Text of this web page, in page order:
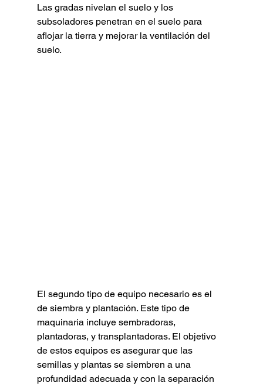
Las gradas nivelan el suelo y los
subsoladores penetran en el suelo para
aflojar la tierra y mejorar la ventilación del
suelo.
El segundo tipo de equipo necesario es el
de siembra y plantación. Este tipo de
maquinaria incluye sembradoras,
plantadoras, y transplantadoras. El objetivo
de estos equipos es asegurar que las
semillas y plantas se siembren a una
profundidad adecuada y con la separación